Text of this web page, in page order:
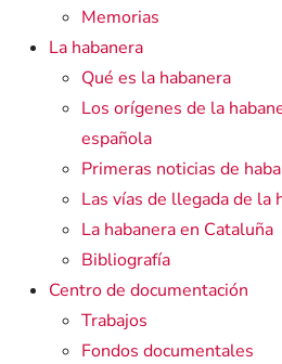
Memorias
La habanera
Qué es la habanera
Los orígenes de la
española
Primeras noticias de
Las vías de llegada de la
La habanera en Cataluña
Bibliografía
Centro de documentación
Trabajos
Fondos documentales